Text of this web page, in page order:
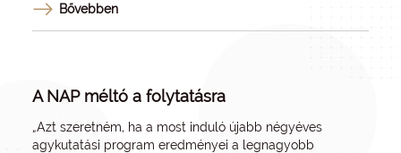
Bővebben
A NAP méltó a folytatásra
„Azt szeretném, ha a most induló újabb négyéves
agykutatási program eredményei a legnagyobb